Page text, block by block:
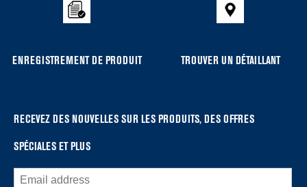
you
end
ENREGISTREMENT DE PRODUIT TROUVER UN DÉTAILLANT
RECEVEZ DES NOUVELLES SUR LES PRODUITS, DES OFFRES
SPÉCIALES ET PLUS